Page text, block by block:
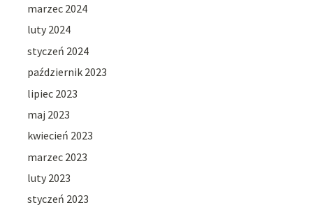
marzec 2024
luty 2024
styczeń 2024
październik 2023
lipiec 2023
maj 2023
kwiecień 2023
marzec 2023
luty 2023
styczeń 2023